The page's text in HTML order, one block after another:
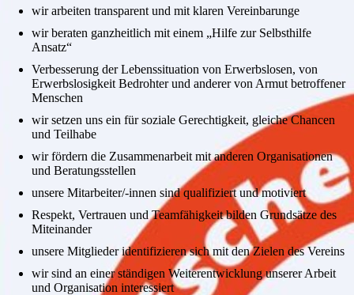
wir arbeiten transparent und mit klaren Vereinbarunge
wir beraten ganzheitlich mit einem „Hilfe zur Selbsthilfe
Ansatz“
Verbesserung der Lebenssituation von Erwerbslosen, von
Erwerbslosigkeit Bedrohter und anderer von Armut betroffener
Menschen
wir setzen uns ein für soziale Gerechtigkeit, gleiche Chancen
und Teilhabe
wir fördern die Zusammenarbeit mit anderen Organisationen
und Beratungsstellen
unsere Mitarbeiter/-innen sind qualifiziert und motiviert
Respekt, Vertrauen und Teamfähigkeit bilden Grundsätze des
Miteinander
unsere Mitglieder identifizieren sich mit den Zielen des Vereins
wir sind an einer ständigen Weiterentwicklung unserer Arbeit
und Organisation interessiert